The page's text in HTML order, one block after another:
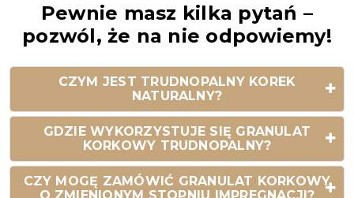
Pewnie masz kilka pytań –
pozwól, że na nie odpowiemy!
CZYM JEST TRUDNOPALNY KOREK
NATURALNY?
GDZIE WYKORZYSTUJE SIĘ GRANULAT
KORKOWY TRUDNOPALNY?
CZY MOGĘ ZAMÓWIĆ GRANULAT KORKOWY